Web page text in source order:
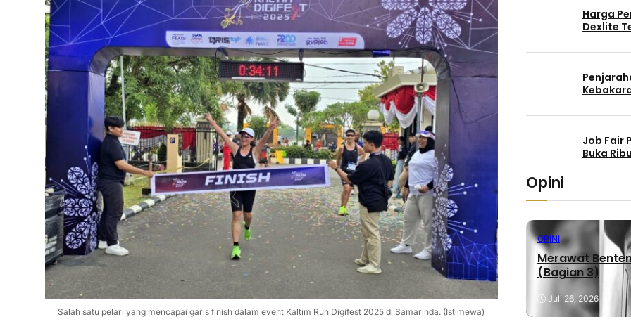
Salah satu pelari yang mencapai garis finish dalam event Kaltim Run Digifest 2025 di Samarinda. (Istimewa)
Harga
Dexlite
Job Fair
Buka
Opini
OPINI
Merawat
(Bagian 3)
Juli 26, 2026